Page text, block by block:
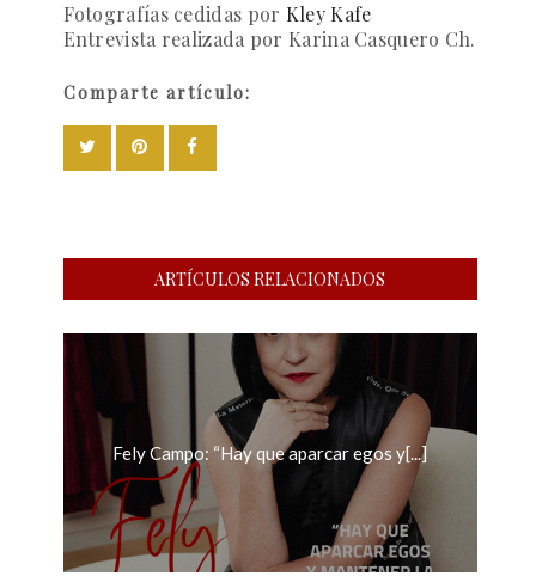
Fotografías cedidas por Kley Kafe
Entrevista realizada por Karina Casquero Ch.
Comparte artículo:
ARTÍCULOS RELACIONADOS
Fely Campo: “Hay que aparcar egos y[...]